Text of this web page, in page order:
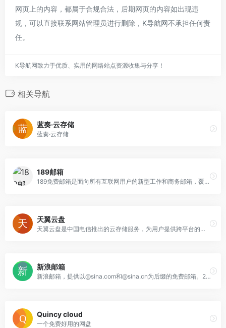
网页上的内容，都属于合规合法，后期网页的内容如出现违
规，可以直接联系网站管理员进行删除，K导航网不承担任何责
任。
K导航网致力于优质、实用的网络站点资源收集与分享！
相关导航
蓝奏·云存储
蓝奏·云存储
189邮箱
189免费邮箱是面向所有互联网用户的新型工作和商务邮箱，覆盖Web、Wap、 Pad、iOS、Android等多个终端，满足用户随时随地处理邮件需要。189邮箱
天翼云盘
天翼云盘是中国电信推出的云存储服务，为用户提供跨平台的文件存储、备份、同步及分享服务，是国内领先的免费网盘，安全、可靠、稳定、快速。天翼云盘为用户守护数据资产。
新浪邮箱
新浪邮箱，提供以@sina.com和@sina.cn为后缀的免费邮箱。2G超大附件和50M普通附件，容量5G至无限大，整合新浪微博应用，支持客户端收发，更加安全
Quincy cloud
一个免费好用的网盘